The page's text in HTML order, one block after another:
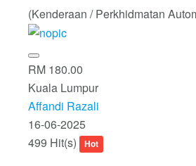
(Kenderaan / Perkhidmatan
RM 180.00
Kuala Lumpur
Affandi Razali
16-06-2025
499 Hit(s)
Hot